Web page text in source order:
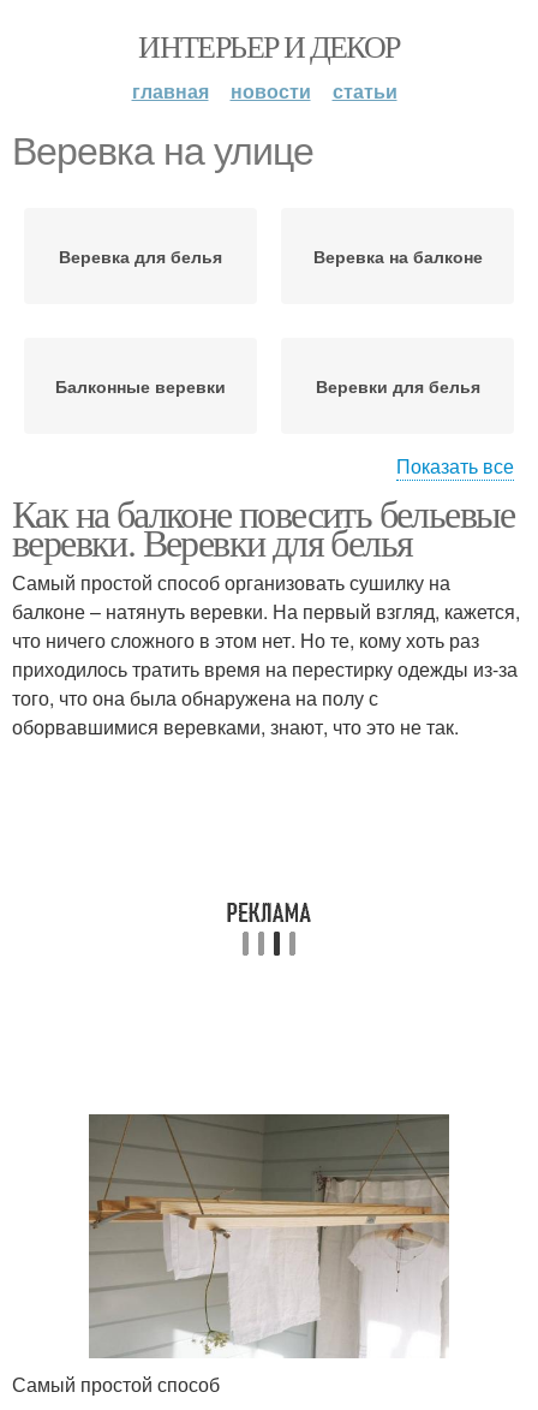
ИНТЕРЬЕР И ДЕКОР
главная новости статьи
Веревка на улице
Веревка для белья Веревка на балконе
Балконные веревки Веревки для белья
Веревка с натяжителем Пластиковая веревка
Хлопчатобумажная
веревка
Джутовая веревка
Показать все
Как на балконе повесить бельевые
веревки. Веревки для белья
Самый простой способ организовать сушилку на
балконе – натянуть веревки. На первый взгляд, кажется,
что ничего сложного в этом нет. Но те, кому хоть раз
приходилось тратить время на перестирку одежды из-за
того, что она была обнаружена на полу с
оборвавшимися веревками, знают, что это не так.
Самый простой способ